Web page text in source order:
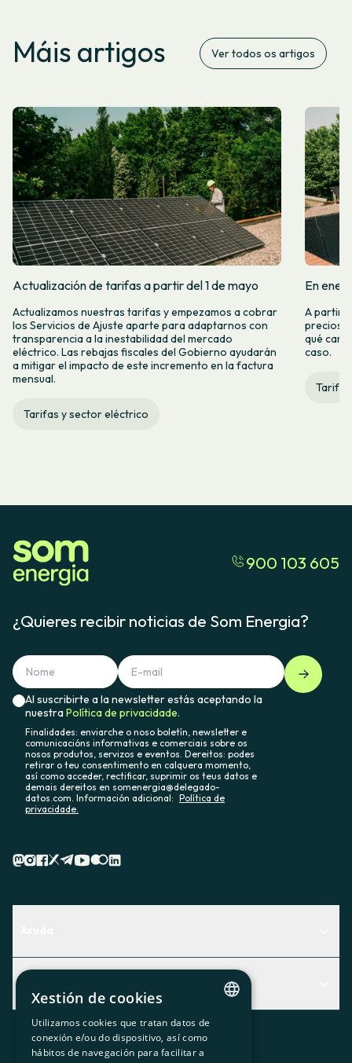
Máis artigos Ver todos os artigos
Actualización de tarifas a partir del 1 de mayo
Actualizamos nuestras tarifas y empezamos a cobrar
los Servicios de Ajuste aparte para adaptarnos con
transparencia a la inestabilidad del mercado
eléctrico. Las rebajas fiscales del Gobierno ayudarán
a mitigar el impacto de este incremento en la factura
mensual.
Tarifas y sector eléctrico
En
A partir
precios
qué
caso.
900 103 605
¿Quieres recibir noticias de Som Energia?
Al suscribirte a la newsletter estás aceptando la
nuestraPolítica de privacidade.
Finalidades: enviarche o noso boletín, newsletter e
comunicacións informativas e comerciais sobre os
nosos produtos, servizos e eventos. Dereitos: podes
retirar o teu consentimento en calquera momento,
así como acceder, rectificar, suprimir os teus datos e
demais dereitos en somenergia@delegado-
datos.com. Información adicional: Política de
privacidade.
Descubre qué servicio te encaja mejor
Contacto
Actualidad
O recuncho da socia
CATALAN
SPANISH
Xestión de cookies
Utilizamos cookies que tratan datos de
conexión e/ou do dispositivo, así como
hábitos de navegación para facilitar a